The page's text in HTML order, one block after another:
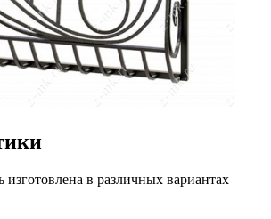
в различных вариантах